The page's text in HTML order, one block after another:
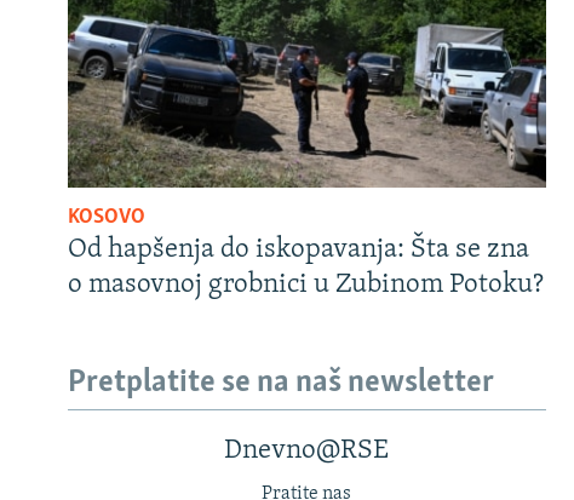
KOSOVO
Od hapšenja do iskopavanja: Šta se zna
o masovnoj grobnici u Zubinom Potoku?
Pretplatite se na naš newsletter
Dnevno@RSE
Pratite nas